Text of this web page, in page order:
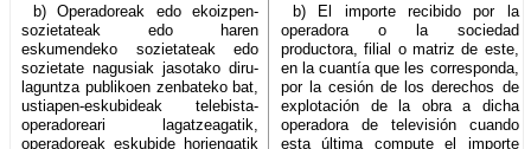
b) Operadoreak edo ekoizpen-
sozietateak edo haren
eskumendeko sozietateak edo
sozietate nagusiak jasotako diru-
laguntza publikoen zenbateko bat,
ustiapen-eskubideak telebista-
operadoreari lagatzeagatik,
operadoreak eskubide horiengatik
b) El importe recibido por la
operadora o la sociedad
productora, filial o matriz de este,
en la cuantía que les corresponda,
por la cesión de los derechos de
explotación de la obra a dicha
operadora de televisión cuando
esta última compute el importe